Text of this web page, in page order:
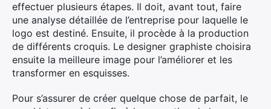
effectuer plusieurs étapes. Il doit, avant tout, faire
une analyse détaillée de l’entreprise pour laquelle le
logo est destiné. Ensuite, il procède à la production
de différents croquis. Le designer graphiste choisira
ensuite la meilleure image pour l’améliorer et les
transformer en esquisses.
Pour s’assurer de créer quelque chose de parfait, le